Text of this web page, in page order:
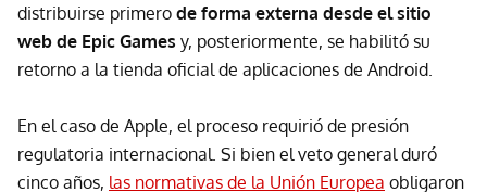
distribuirse primero de forma externa desde el sitio
web de Epic Games y, posteriormente, se habilitó su
retorno a la tienda oficial de aplicaciones de Android.
En el caso de Apple, el proceso requirió de presión
regulatoria internacional. Si bien el veto general duró
cinco años, las normativas de la Unión Europea obligaron